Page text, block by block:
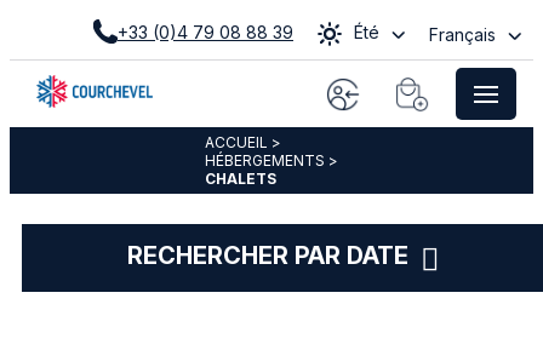
+33 (0)4 79 08 88 39 Été Français
ACCUEIL >
HÉBERGEMENTS >
CHALETS
RECHERCHER PAR DATE